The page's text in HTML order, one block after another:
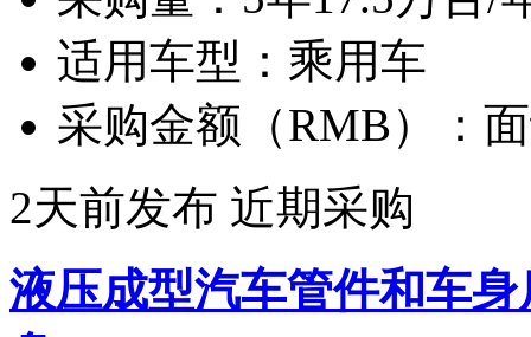
适用车型： 乘用车
采购金额（RMB）：
2天前发布 近期采购
液压成型汽车管件和车